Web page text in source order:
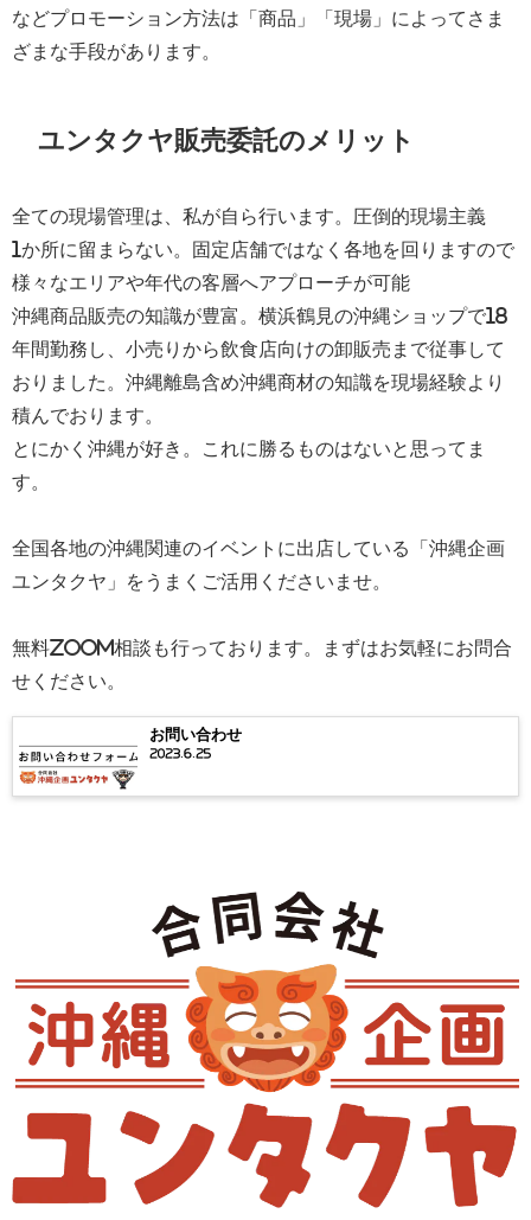
などプロモーション方法は「商品」「現場」によってさま
ざまな手段があります。
ユンタクヤ販売委託のメリット
全ての現場管理は、私が自ら行います。圧倒的現場主義
1か所に留まらない。固定店舗ではなく各地を回りますので
様々なエリアや年代の客層へアプローチが可能
沖縄商品販売の知識が豊富。横浜鶴見の沖縄ショップで18
年間勤務し、小売りから飲食店向けの卸販売まで従事して
おりました。沖縄離島含め沖縄商材の知識を現場経験より
積んでおります。
とにかく沖縄が好き。これに勝るものはないと思ってま
す。
全国各地の沖縄関連のイベントに出店している「沖縄企画
ユンタクヤ」をうまくご活用くださいませ。
無料zoom相談も行っております。まずはお気軽にお問合
せください。
お問い合わせ
2023.6.25